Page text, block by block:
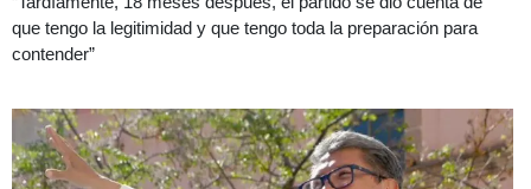
que tengo la legitimidad y que tengo toda la preparación para
contender”